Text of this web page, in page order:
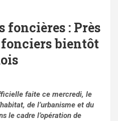
foncières : Près
fonciers bientôt
faite ce mercredi, le
de l’urbanisme et du
le cadre l’opération de